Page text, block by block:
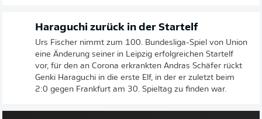
Haraguchi zurück in der Startelf
Urs Fischer nimmt zum 100. Bundesliga-Spiel von Union
eine Änderung seiner in Leipzig erfolgreichen Startelf
vor, für den an Corona erkrankten Andras Schäfer rückt
Genki Haraguchi in die erste Elf, in der er zuletzt beim
2:0 gegen Frankfurt am 30. Spieltag zu finden war.